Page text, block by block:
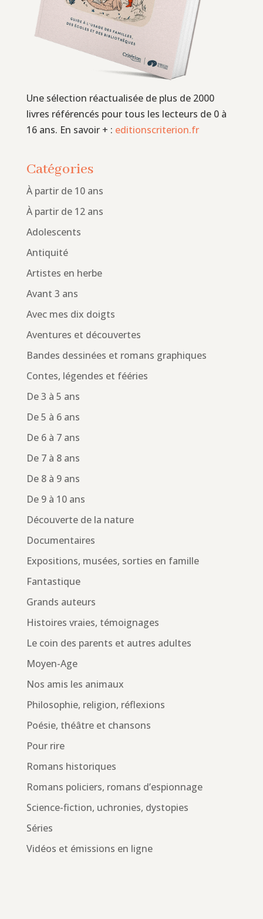
Une sélection réactualisée de plus de 2000
livres référencés pour tous les lecteurs de 0 à
16 ans. En savoir + : editionscriterion.fr
Catégories
À partir de 10 ans
À partir de 12 ans
Adolescents
Antiquité
Artistes en herbe
Avant 3 ans
Avec mes dix doigts
Aventures et découvertes
Bandes dessinées et romans graphiques
Contes, légendes et fééries
De 3 à 5 ans
De 5 à 6 ans
De 6 à 7 ans
De 7 à 8 ans
De 8 à 9 ans
De 9 à 10 ans
Découverte de la nature
Documentaires
Expositions, musées, sorties en famille
Fantastique
Grands auteurs
Histoires vraies, témoignages
Le coin des parents et autres adultes
Moyen-Age
Nos amis les animaux
Philosophie, religion, réflexions
Poésie, théâtre et chansons
Pour rire
Romans historiques
Romans policiers, romans d’espionnage
Science-fiction, uchronies, dystopies
Séries
Vidéos et émissions en ligne